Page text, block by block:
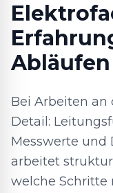
Abläufen
Bei Arbeiten an
Detail:
Messwerte und
arbeitet
welche